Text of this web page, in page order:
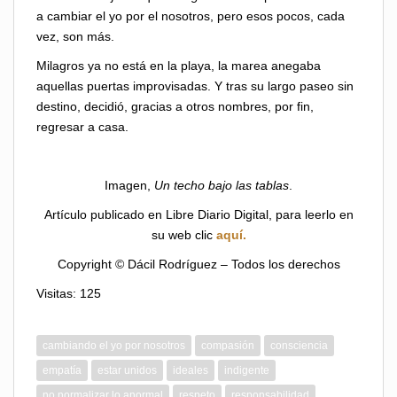
a cambiar el yo por el nosotros, pero esos pocos, cada
vez, son más.
Milagros ya no está en la playa, la marea anegaba
aquellas puertas improvisadas. Y tras su largo paseo sin
destino, decidió, gracias a otros nombres, por fin,
regresar a casa.
Imagen, Un techo bajo las tablas
Artículo publicado en Libre Diario Digital, para leerlo en
su web clic aquí.
Copyright © Dácil Rodríguez – Todos los derechos
Visitas: 125
cambiando el yo por nosotros compasión
consciencia
empatía
estar unidos ideales
indigente